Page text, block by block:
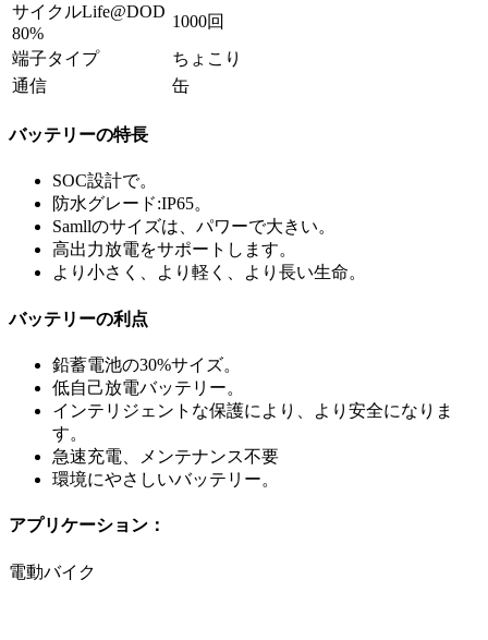
サイクルLife@DOD
80%
1000回
端子タイプ
ちょこり
通信
缶
バッテリーの特長
SOC設計で。
防水グレード:IP65。
Samllのサイズは、パワーで大きい。
高出力放電をサポートします。
より小さく、より軽く、より長い生命。
バッテリーの利点
鉛蓄電池の30%サイズ。
低自己放電バッテリー。
インテリジェントな保護により、より安全になりま
す。
急速充電、メンテナンス不要
環境にやさしいバッテリー。
アプリケーション：
電動バイク